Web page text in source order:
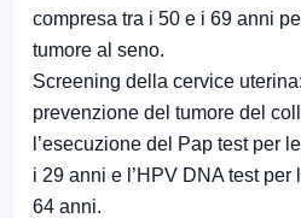
compresa tra i 50 e i 69 anni
tumore al seno.
Screening della cervice
prevenzione del tumore del
l’esecuzione del Pap test per
i 29 anni e l’HPV DNA test per
64 anni.